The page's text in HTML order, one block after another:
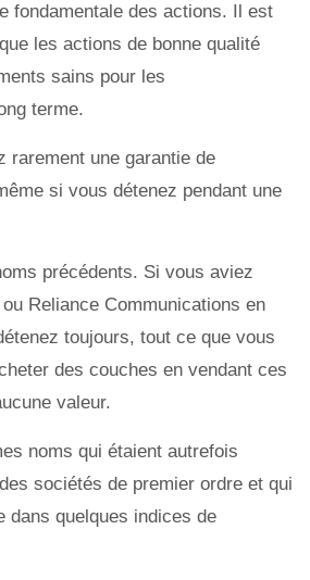
fondamentale des actions. Il est
les actions de bonne qualité
sains pour les
terme.
rarement une garantie de
si vous détenez pendant une
précédents. Si vous aviez
Reliance Communications en
toujours, tout ce que vous
des couches en vendant ces
valeur.
noms qui étaient autrefois
sociétés de premier ordre et qui
dans quelques indices de